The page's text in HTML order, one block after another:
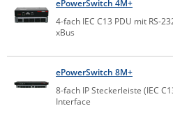
Energiemessung
Energieverteilung
IP, WLAN & GSM Sensorik
IoT - Internet of Things
IPC, Industrielle
Industrielle Netzwerktechnik /
Industrielle Computer
Wi-Fi - WLAN - Wireless
Sonstige
Comet System
CompleTech
Contemporary Controls
Digi
ePowerSwitch 4M+
4-fach IEC C13 PDU mit RS-
xBus
ePowerSwitch 8M+
8-fach IP Steckerleiste (IEC
Interface